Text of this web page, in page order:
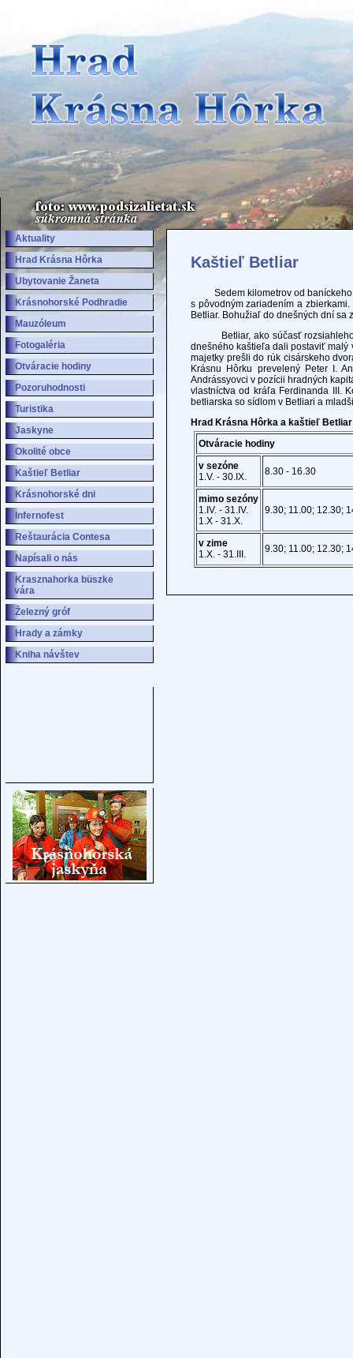
Aktuality
Hrad Krásna Hôrka
Ubytovanie Žaneta
Krásnohorské Podhradie
Mauzóleum
Fotogaléria
Otváracie hodiny
Pozoruhodnosti
Turistika
Jaskyne
Okolité obce
Kaštieľ Betliar
Krásnohorské dni
Infernofest
Reštaurácia Contesa
Napísali o nás
Krasznahorka büszke
vára
Železný gróf
Hrady a zámky
Kniha návštev
Kaštieľ Betliar
Sedem kilometrov od baníckeho
s pôvodným zariadením a
Betliar. Bohužiaľ do dnešných dní sa
Betliar, ako súčasť rozsiahleho
dnešného kaštieľa dali postaviť malý
majetky prešli do rúk cisárskeho
Krásnu Hôrku prevelený Peter I.
Andrássyovci v pozícii hradných
vlastníctva od kráľa Ferdinanda III.
betliarska so sídlom v Betliari a
Hrad Krásna Hôrka a kaštieľ
Otváracie hodiny
v sezóne
1.V. - 30.IX.
8.30 - 16.30
mimo sezóny
1.IV. - 31.IV.
1.X - 31.X.
9.30; 11.00; 12.30;
v zime
1.X. - 31.III.
9.30; 11.00; 12.30;